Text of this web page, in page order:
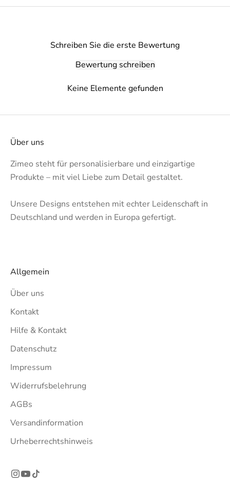
Schreiben Sie die erste Bewertung
Bewertung schreiben
Keine Elemente gefunden
Über uns
Zimeo steht für personalisierbare und einzigartige
Produkte – mit viel Liebe zum Detail gestaltet.
Unsere Designs entstehen mit echter Leidenschaft in
Deutschland und werden in Europa gefertigt.
Allgemein
Über uns
Kontakt
Hilfe & Kontakt
Datenschutz
Impressum
Widerrufsbelehrung
AGBs
Versandinformation
Urheberrechtshinweis